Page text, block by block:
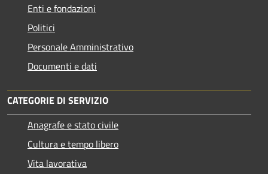
Enti e fondazioni
Politici
Personale Amministrativo
Documenti e dati
CATEGORIE DI SERVIZIO
Anagrafe e stato civile
Cultura e tempo libero
Vita lavorativa